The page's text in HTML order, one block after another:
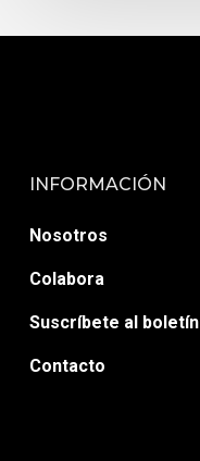
INFORMACIÓN
Nosotros
Colabora
Suscríbete al boletín
Contacto